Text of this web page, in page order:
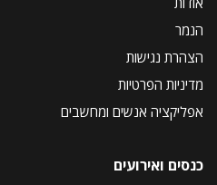
הנמר
הצהרת נגישות
מדיניות הפרטיות
אפליקציה אנשים ומחשבים
כנסים ואירועים